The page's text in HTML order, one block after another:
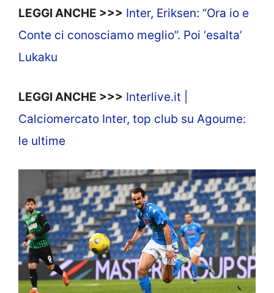
LEGGI ANCHE >>> Inter, Eriksen: “Ora io e
Conte ci conosciamo meglio”. Poi ‘esalta’
Lukaku
LEGGI ANCHE >>> Interlive.it |
Calciomercato Inter, top club su Agoume:
le ultime